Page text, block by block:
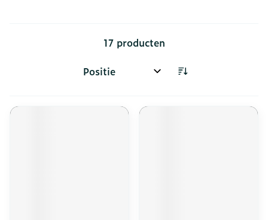
17producten
Sorteer op: